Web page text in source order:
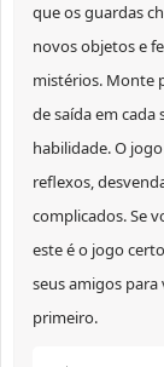
que os guardas
novos objetos e
mistérios. Monte
de saída em cada
habilidade. O
reflexos,
complicados. Se
este é o jogo
seus amigos
primeiro.